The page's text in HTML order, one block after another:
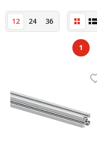
Система V-паза NEW!
Алюминиевые
Алюминиевая
Радиаторный
Лист алюминиевый
12 24 36
1